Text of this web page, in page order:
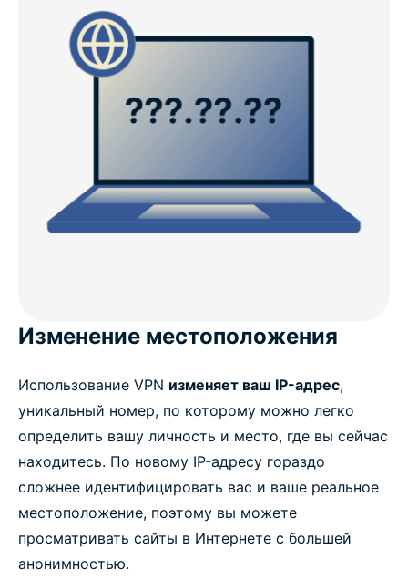
Изменение местоположения
Использование VPN изменяет ваш IP-адрес,
уникальный номер, по которому можно легко
определить вашу личность и место, где вы сейчас
находитесь. По новому IP-адресу гораздо
сложнее идентифицировать вас и ваше реальное
местоположение, поэтому вы можете
просматривать сайты в Интернете с большей
анонимностью.